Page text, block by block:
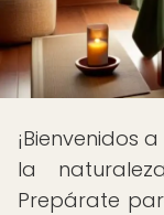
¡Bienvenidos a
la
Prepárate